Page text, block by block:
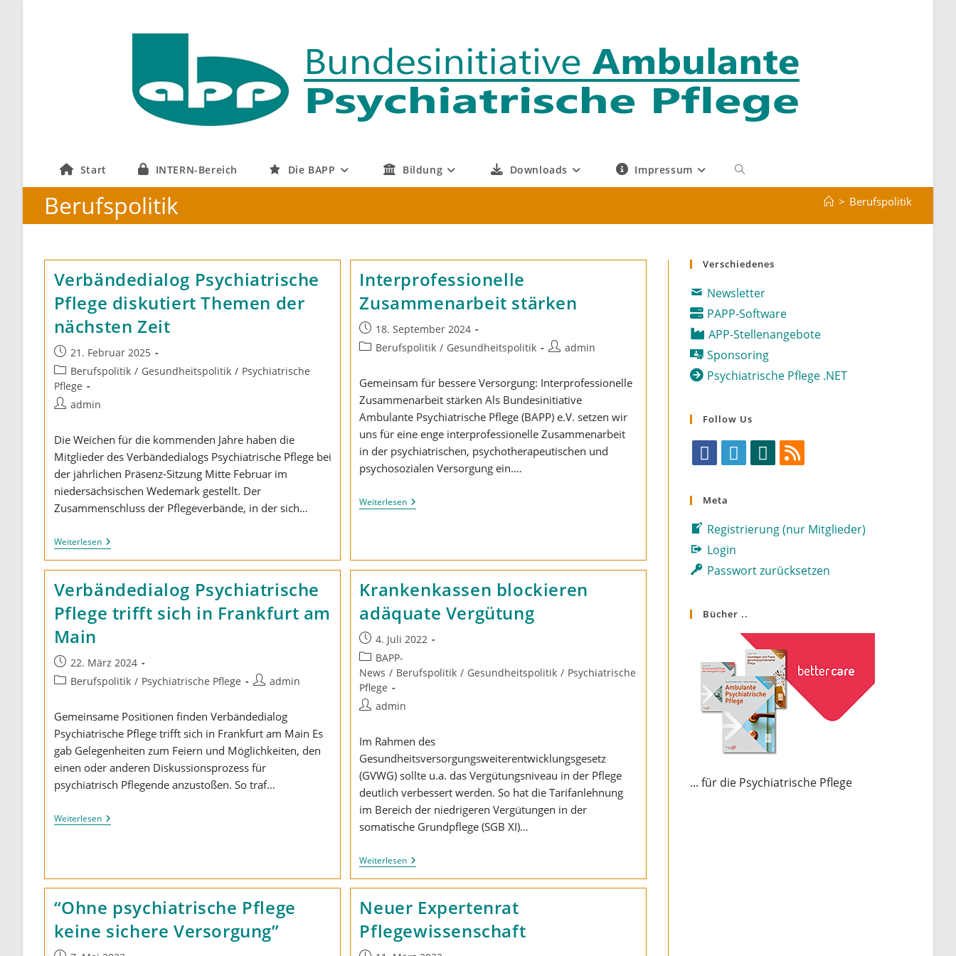
Start INTERN-Bereich Die BAPP Bildung Downloads Impressum Website-
Berufspolitik > Berufspolitik
Verbändedialog Psychiatrische
Pflege diskutiert Themen der
nächsten Zeit
Beitrag
veröffentlicht:
21. Februar 2025
Beitrags-
Kategorie:
Berufspolitik / Gesundheitspolitik / Psychiatrische
Pflege
Beitrags-
admin
Die Weichen für die kommenden Jahre haben die
Mitglieder des Verbändedialogs Psychiatrische Pflege bei
der jährlichen Präsenz-Sitzung Mitte Februar im
niedersächsischen Wedemark gestellt. Der
Zusammenschluss der Pflegeverbände, in der sich…
WeiterlesenVerbändedialog
Psychiatrische
Pflege
Themen
Der
Nächsten
Zeit
Interprofessionelle
Zusammenarbeit stärken
Beitrag
veröffentlicht:
18. September 2024
Beitrags-
Berufspolitik / Gesundheitspolitik
Beitrags-
admin
Gemeinsam für bessere Versorgung: Interprofessionelle
Zusammenarbeit stärken Als Bundesinitiative
Ambulante Psychiatrische Pflege (BAPP) e.V. setzen wir
uns für eine enge interprofessionelle Zusammenarbeit
in der psychiatrischen, psychotherapeutischen und
psychosozialen Versorgung ein.…
WeiterlesenInterprofessionelle
Zusammenarbeit
Verbändedialog Psychiatrische
Pflege trifft sich in Frankfurt am
Main
Beitrag
veröffentlicht:
22. März 2024
Beitrags-
Berufspolitik / Psychiatrische Pflege
Beitrags-
admin
Gemeinsame Positionen finden Verbändedialog
Psychiatrische Pflege trifft sich in Frankfurt am Main Es
gab Gelegenheiten zum Feiern und Möglichkeiten, den
einen oder anderen Diskussionsprozess für
psychiatrisch Pflegende anzustoßen. So traf…
WeiterlesenVerbändedialog
Psychiatrische
Frankfurt
Main
Krankenkassen blockieren
adäquate Vergütung
Beitrag
veröffentlicht:
4. Juli 2022
Beitrags-
Kategorie:
BAPP-
News / Berufspolitik / Gesundheitspolitik / Psychiatrische
Pflege
Beitrags-
admin
Im Rahmen des
Gesundheitsversorgungsweiterentwicklungsgesetz
(GVWG) sollte u.a. das Vergütungsniveau in der Pflege
deutlich verbessert werden. So hat die Tarifanlehnung
im Bereich der niedrigeren Vergütungen in der
somatische Grundpflege (SGB XI)…
WeiterlesenKrankenkassen
Blockieren
Adäquate
“Ohne psychiatrische Pflege
keine sichere Versorgung”
Neuer Expertenrat
Pflegewissenschaft
Verschiedenes
Newsletter
PAPP-Software
APP-Stellenangebote
Sponsoring
Psychiatrische Pflege .NET
Follow Us
new
tab
new
tab
new
new
Meta
Registrierung (nur Mitglieder)
Login
Passwort zurücksetzen
Bücher ..
... für die Psychiatrische Pflege